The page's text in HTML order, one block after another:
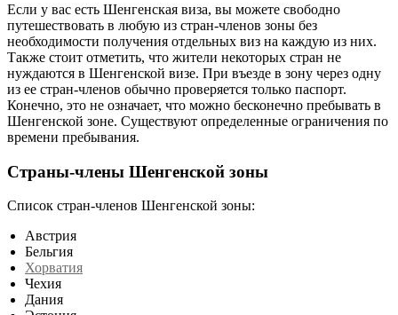
Если у вас есть Шенгенская виза, вы можете свободно
путешествовать в любую из стран-членов зоны без
необходимости получения отдельных виз на каждую из них.
Также стоит отметить, что жители некоторых стран не
нуждаются в Шенгенской визе. При въезде в зону через одну
из ее стран-членов обычно проверяется только паспорт.
Конечно, это не означает, что можно бесконечно пребывать в
Шенгенской зоне. Существуют определенные ограничения по
времени пребывания.
Страны-члены Шенгенской зоны
Список стран-членов Шенгенской зоны:
Австрия
Бельгия
Хорватия
Чехия
Дания